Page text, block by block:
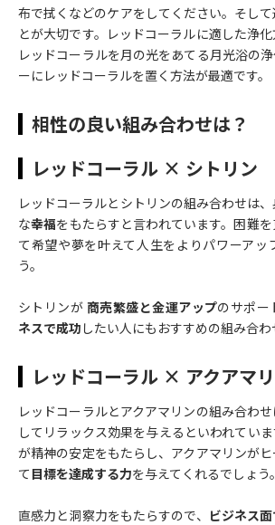
布で拭くなどのケアをしてください。そし
とが大切です。レッドコーラルに適した浄
レッドコーラルを月の光をあてる月光浴の
ーにレッドコーラルを置く方法が最適です。
相性の良い組み合わせは？
レッドコーラル × シトリン
レッドコーラルとシトリンの組み合わせは
な幸福をもたらすと言われています。困難
て希望や夢を叶えて人生をよりパワーアッ
う。
シトリンが 商売繁盛と金運アップのサポー
ネスで成功 したい人にもおすすめの組み合わ
レッドコーラル × アクアマ
レッドコーラルとアクアマリンの組み合わ
してリラックス効果を与えるといわれてい
が精神の安定をもたらし、アクアマリンが
て 目標を達成する力を与えてくれるでしょう。
直感力と洞察力をもたらすので、 ビジネス